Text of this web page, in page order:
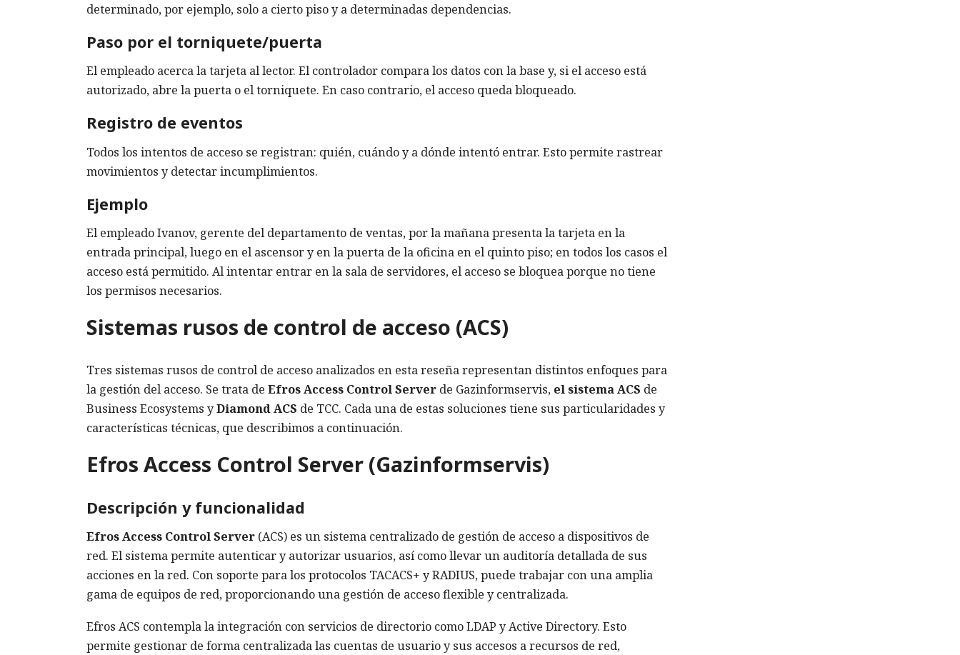
determinado, por ejemplo, solo a cierto piso y a determinadas dependencias.
Paso por el torniquete/puerta
El empleado acerca la tarjeta al lector. El controlador compara los datos con la base y, si el acceso está
autorizado, abre la puerta o el torniquete. En caso contrario, el acceso queda bloqueado.
Registro de eventos
Todos los intentos de acceso se registran: quién, cuándo y a dónde intentó entrar. Esto permite rastrear
movimientos y detectar incumplimientos.
Ejemplo
El empleado Ivanov, gerente del departamento de ventas, por la mañana presenta la tarjeta en la
entrada principal, luego en el ascensor y en la puerta de la oficina en el quinto piso; en todos los casos el
acceso está permitido. Al intentar entrar en la sala de servidores, el acceso se bloquea porque no tiene
los permisos necesarios.
Sistemas rusos de control de acceso (ACS)
Tres sistemas rusos de control de acceso analizados en esta reseña representan distintos enfoques para
la gestión del acceso. Se trata de Efros Access Control Server de Gazinformservis, el sistema ACS de
Business Ecosystems yDiamond ACS de TCC. Cada una de estas soluciones tiene sus particularidades y
características técnicas, que describimos a continuación.
Efros Access Control Server (Gazinformservis)
Descripción y funcionalidad
Efros Access Control Server (ACS) es un sistema centralizado de gestión de acceso a dispositivos de
red. El sistema permite autenticar y autorizar usuarios, así como llevar un auditoría detallada de sus
acciones en la red. Con soporte para los protocolos TACACS+ y RADIUS, puede trabajar con una amplia
gama de equipos de red, proporcionando una gestión de acceso flexible y centralizada.
Efros ACS contempla la integración con servicios de directorio como LDAP y Active Directory. Esto
permite gestionar de forma centralizada las cuentas de usuario y sus accesos a recursos de red,